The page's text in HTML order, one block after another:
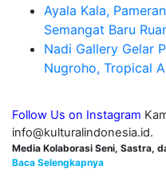
Ayala Kala,
Semangat Baru
Nadi Gallery Gelar
Nugroho, Tropical
Follow Us on Instagram
info@kulturalindonesia.id.
Media Kolaborasi Seni, Sastra,
Baca Selengkapnya